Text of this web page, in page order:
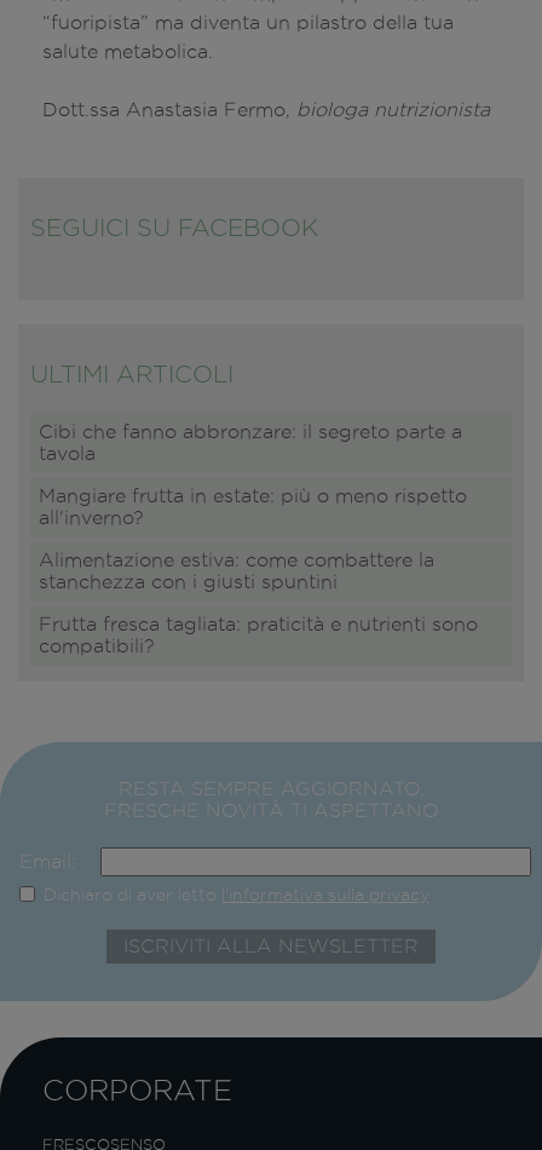
“fuoripista” ma diventa un pilastro della tua
salute metabolica.
Dott.ssa Anastasia Fermo, biologa nutrizionista
SEGUICI SU FACEBOOK
ULTIMI ARTICOLI
Cibi che fanno abbronzare: il segreto parte a
tavola
Mangiare frutta in estate: più o meno rispetto
all'inverno?
Alimentazione estiva: come combattere la
stanchezza con i giusti spuntini
Frutta fresca tagliata: praticità e nutrienti sono
compatibili?
RESTA SEMPRE AGGIORNATO,
FRESCHE NOVITÀ TI ASPETTANO
Email:
Dichiaro di aver letto l'informativa sulla privacy
CORPORATE
FRESCOSENSO